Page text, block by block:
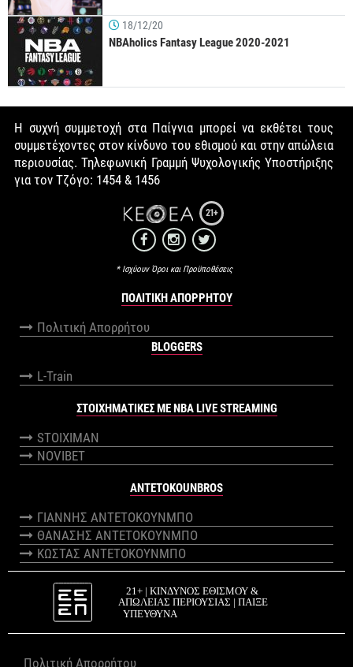
18/12/20
NBAholics Fantasy League 2020-2021
Η συχνή συμμετοχή στα Παίγνια μπορεί να εκθέτει τους
συμμετέχοντες στον κίνδυνο του εθισμού και στην απώλεια
περιουσίας. Τηλεφωνική Γραμμή Ψυχολογικής Υποστήριξης
για τον Τζόγο: 1454 & 1456
21+
* Ισχύουν Όροι και Προϋποθέσεις
ΠΟΛΙΤΙΚΉ ΑΠΟΡΡΉΤΟΥ
Πολιτική Απορρήτου
BLOGGERS
L-Train
ΣΤΟΙΧΗΜΑΤΙΚΕΣ ΜΕ NBA LIVE STREAMING
STOIXIMAN
NOVIBET
ANTETOKOUNBROS
ΓΙΑΝΝΗΣ ΑΝΤΕΤΟΚΟΥΝΜΠΟ
ΘΑΝΑΣΗΣ ΑΝΤΕΤΟΚΟΥΝΜΠΟ
ΚΩΣΤΑΣ ΑΝΤΕΤΟΚΟΥΝΜΠΟ
Πολιτική Απορρήτου